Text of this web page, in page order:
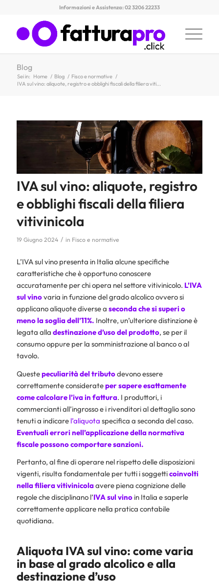
Informazioni e Assistenza: 02 3206 22233
Blog
Sei in: Home / Blog / Fisco e normative /
IVA sul vino: aliquote, registro e obblighi fiscali della filiera viti...
IVA sul vino: aliquote, registro
e obblighi fiscali della filiera
vitivinicola
19 Giugno 2024 / in Fisco e normative
L’IVA sul vino presenta in Italia alcune specifiche
caratteristiche che è opportuno conoscere
accuratamente per chi opera nel settore vitivinicolo. L’IVA
sul vinovaria in funzione del grado alcolico ovvero si
applicano aliquote diverse a seconda che si superi o
meno la soglia dell’11%. Inoltre, un’ulteriore distinzione è
legata alla destinazione d’uso del prodotto, se per il
consumo oppure per la somministrazione al banco o al
tavolo.
Questepeculiarità del tributodevono essere
correttamente considerateper sapere esattamente
come calcolare l’iva in fattura. I produttori, i
commercianti all’ingrosso e i rivenditori al dettaglio sono
tenuti a indicare l’aliquota specifica a seconda del caso.
Eventuali errori nell’applicazione della normativa
fiscale possono comportare sanzioni.
Pertanto, al fine di operare nel rispetto delle disposizioni
vigenti, risulta fondamentale per tutti i soggetticoinvolti
nella filiera vitivinicolaavere piena cognizione delle
regole che disciplinano l’IVA sul vinoin Italia e saperle
correttamente applicare nella pratica contabile
quotidiana.
Aliquota IVA sul vino: come varia
in base al grado alcolico e alla
destinazione d’uso